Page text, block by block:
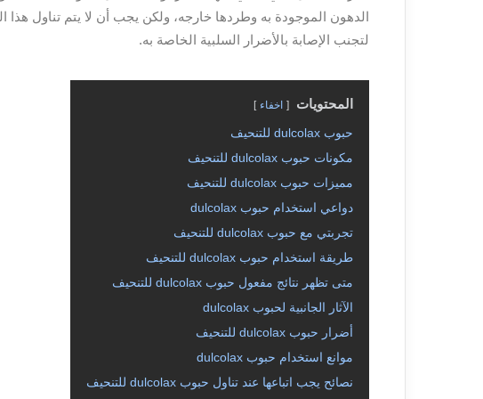
الدهون الموجودة به وطردها خارجه، ولكن يجب أن لا يتم تناول
لتجنب الإصابة بالأضرار السلبية الخاصة به.
المحتويات اخفاء
حبوب dulcolax للتنحيف
مكونات حبوب dulcolax للتنحيف
مميزات حبوب dulcolax للتنحيف
دواعي استخدام حبوب dulcolax
تجربتي مع حبوب dulcolax للتنحيف
طريقة استخدام حبوب dulcolax للتنحيف
متى تظهر نتائج مفعول حبوب dulcolax للتنحيف
الآثار الجانبية لحبوب dulcolax
أضرار حبوب dulcolax للتنحيف
موانع استخدام حبوب dulcolax
نصائح يجب اتباعها عند تناول حبوب dulcolax للتنحيف